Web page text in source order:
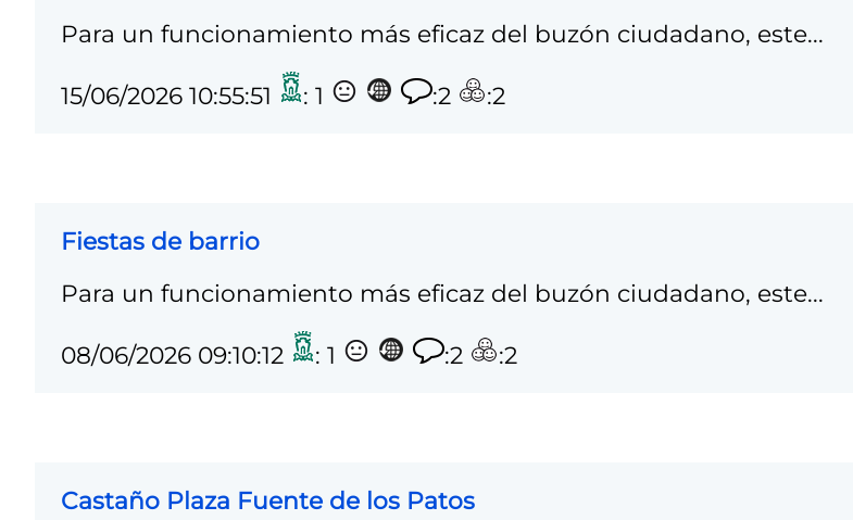
Para un funcionamiento más eficaz del buzón ciudadano, este...
15/06/2026 10:55:51 : 1 :2 :2
Fiestas de barrio
Para un funcionamiento más eficaz del buzón ciudadano, este...
08/06/2026 09:10:12 : 1 :2 :2
Castaño Plaza Fuente de los Patos